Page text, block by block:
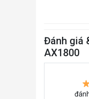
Đánh giá
AX1800